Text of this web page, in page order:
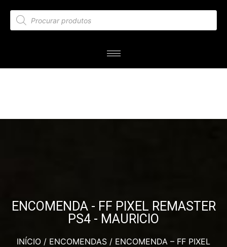
ENCOMENDA - FF PIXEL REMASTER
PS4 - MAURICIO
INÍCIO / ENCOMENDAS / ENCOMENDA – FF PIXEL